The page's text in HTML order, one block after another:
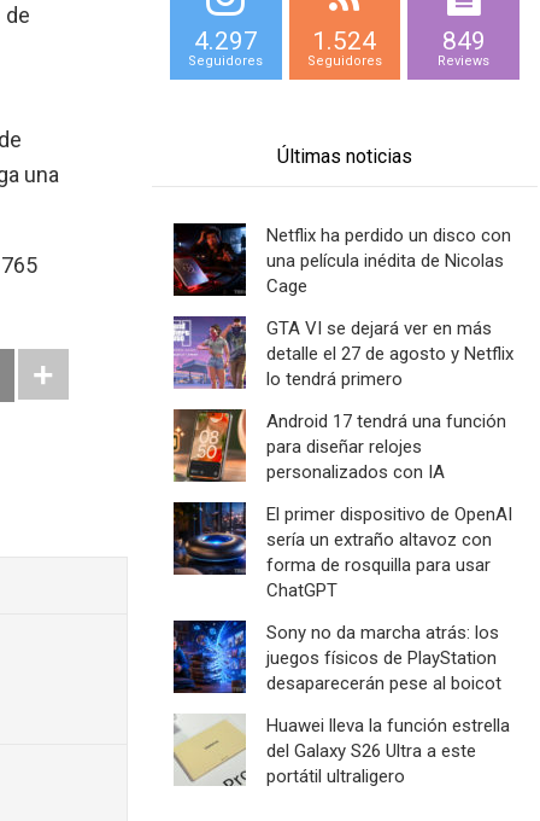
de
una
4.297
Seguidores
1.524
Seguidores
849
Reviews
Últimas noticias
Netflix ha perdido un disco con
una película inédita de Nicolas
Cage
GTA VI se dejará ver en más
detalle el 27 de agosto y Netflix
lo tendrá primero
Android 17 tendrá una función
para diseñar relojes
personalizados con IA
El primer dispositivo de OpenAI
sería un extraño altavoz con
forma de rosquilla para usar
ChatGPT
Sony no da marcha atrás: los
juegos físicos de PlayStation
desaparecerán pese al boicot
Huawei lleva la función estrella
del Galaxy S26 Ultra a este
portátil ultraligero